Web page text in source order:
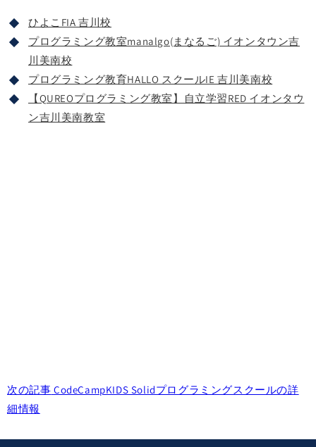
ひよこFIA 吉川校
プログラミング教室manalgo(まなるご) イオンタウン吉
川美南校
プログラミング教育HALLO スクールIE 吉川美南校
【QUREOプログラミング教室】自立学習RED イオンタウ
ン吉川美南教室
次の記事 CodeCampKIDS Solidプログラミングスクールの詳
細情報